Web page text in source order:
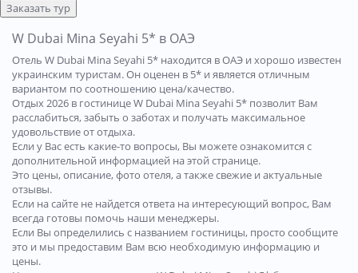
Заказать тур
W Dubai Mina Seyahi 5* в ОАЭ
Отель W Dubai Mina Seyahi 5* находится в ОАЭ и хорошо известен
украинским туристам. Он оценен в 5* и является отличным
вариантом по соотношению цена/качество.
Отдых 2026 в гостинице W Dubai Mina Seyahi 5* позволит Вам
расслабиться, забыть о заботах и получать максимальное
удовольствие от отдыха.
Если у Вас есть какие-то вопросы, Вы можете ознакомится с
дополнительной информацией на этой странице.
Это цены, описание, фото отеля, а также свежие и актуальные
отзывы.
Если на сайте не найдется ответа на интересующий вопрос, Вам
всегда готовы помочь наши менеджеры.
Если Вы определились с названием гостиницы, просто сообщите
это и мы предоставим Вам всю необходимую информацию и
цены.